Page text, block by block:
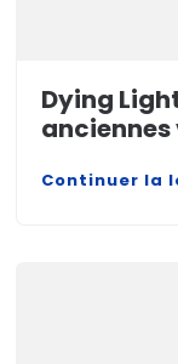
Dying
anciennes
Continuer la